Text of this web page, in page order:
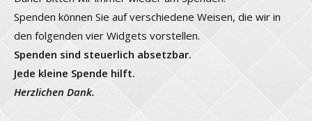
Spenden können Sie auf verschiedene Weisen, die wir in
den folgenden vier Widgets vorstellen.
Spenden sind steuerlich absetzbar.
Jede kleine Spende hilft.
Herzlichen Dank.